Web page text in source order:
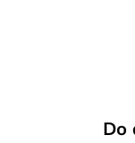
Do